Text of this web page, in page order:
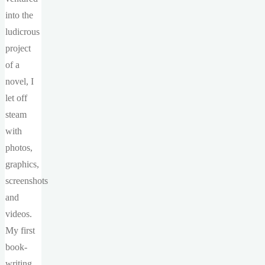
into the
ludicrous
project
of a
novel, I
let off
steam
with
photos,
graphics,
screenshots
and
videos.
My first
book-